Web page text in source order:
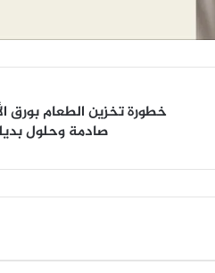
خطورة
تخزين
حقائق
خطورة تخزين الطعام بورق
صادمة وحلول